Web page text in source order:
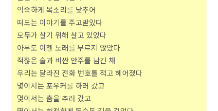
익숙하게 목소리를 낮추어
떠도는 이야기를 주고받았다
모두가 살기 위해 살고 있었다
아무도 이젠 노래를 부르지 않았다
적잖은 술과 비싼 안주를 남긴 채
우리는 달라진 전화 번호를 적고 헤어졌다
몇이서는 포우커를 하러 갔고
몇이서는 춤을 추러 갔고